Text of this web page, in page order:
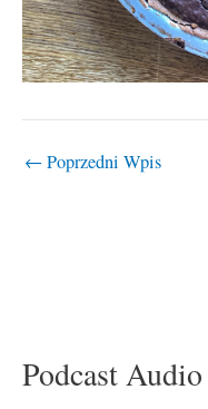
← Poprzedni Wpis
Podcast